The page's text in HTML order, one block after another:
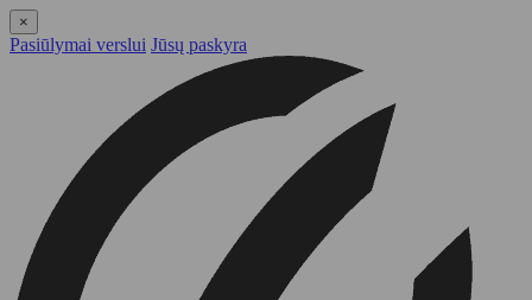
×
Pasiūlymai verslui Jūsų paskyra